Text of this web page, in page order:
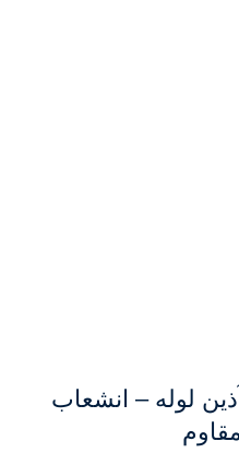
بوشن فلزی ۲۰ آذین لوله – انشعاب